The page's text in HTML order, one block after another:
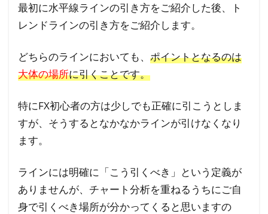
最初に水平線ラインの引き方をご紹介した後、ト
レンドラインの引き方をご紹介します。
どちらのラインにおいても、 ポイントとなるのは
大体の場所に引くことです。
特にFX初心者の方は少しでも正確に引こうとしま
すが、そうするとなかなかラインが引けなくなり
ます。
ラインには明確に「こう引くべき」という定義が
ありませんが、チャート分析を重ねるうちにご自
身で引くべき場所が分かってくると思いますの